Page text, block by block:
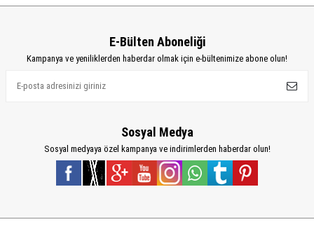
E-Bülten Aboneliği
Kampanya ve yeniliklerden haberdar olmak için e-bültenimize abone olun!
Sosyal Medya
Sosyal medyaya özel kampanya ve indirimlerden haberdar olun!